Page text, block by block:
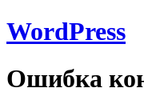
WordPress
Ошибка